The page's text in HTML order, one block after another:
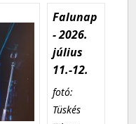
Falunap
- 2026.
július
11.-12.
fotó:
Tüskés